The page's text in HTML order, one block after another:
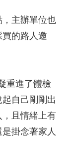
主辦單位也
的路人邀
重進了體檢
自己剛剛出
且情緒上有
掛念著家人